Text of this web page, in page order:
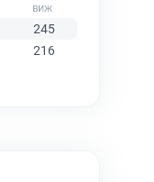
245
216